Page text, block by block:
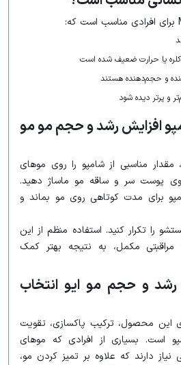
یا حرارت ضعیف شده است
و حجم‌دهنده هستند
و پرتر دیده شود
افزایش رشد و حجم مو مو
مقدار مناسبی از شامپو را روی موهای
پوست سر و ساقه مو ماساژ دهید.
برای مدت کوتاهی روی مو بماند و
را تکرار کنید. استفاده منظم از این
مکمل، به نتیجه بهتر کمک
رشد و حجم مو ایو انتخاب
این محصول، ترکیب پاکسازی، تقویت
بسیاری از افرادی که موهای
دارند که علاوه بر تمیز کردن مو،